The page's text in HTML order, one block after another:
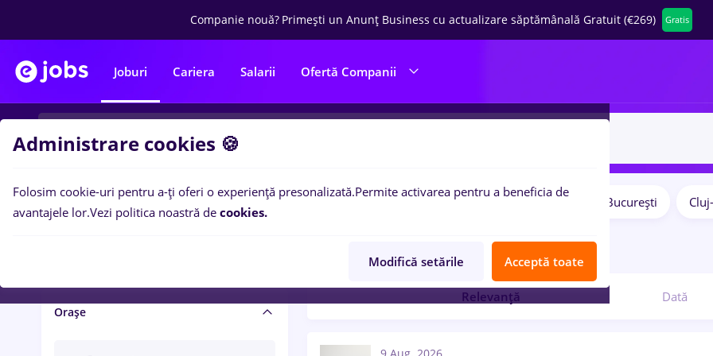
Companie nouă? Primești un Anunț Business cu actualizare săptămânală Gratuit (€269) Gratis
Joburi Cariera Salarii Ofertă Companii
Salariu și beneficii
Orașe
București
locuri de munca
Relevanță Dată
Administrare cookies 🍪
Folosim cookie-uri pentru a-ți oferi o experiență presonalizată.Permite activarea pentru a beneficia de
avantajele lor.Vezi politica noastră de cookies.
Modifică setările Acceptă toate